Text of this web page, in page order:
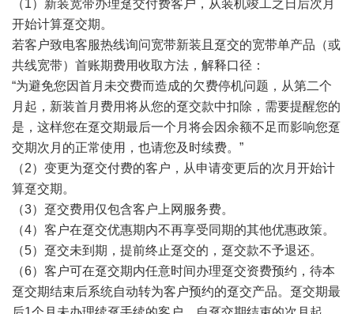
（1）新装宽带办理趸交付费客户，从装机竣工之日后次月
开始计算趸交期。
若客户致电客服热线询问宽带新装且趸交的宽带单产品（或
共线宽带）首账期费用收取方法，解释口径：
“为避免您因首月未交费而造成的欠费停机问题，从第二个
月起，新装首月费用将从您的趸交款中扣除，需要提醒您的
是，这样您在趸交期最后一个月将会因余额不足而影响您趸
交期次月的正常使用，也请您及时续费。”
（2）变更为趸交付费的客户，从申请变更后的次月开始计
算趸交期。
（3）趸交费用仅包含客户上网服务费。
（4）客户在趸交优惠期内不再享受同期的其他优惠政策。
（5）趸交未到期，提前终止趸交的，趸交款不予退还。
（6）客户可在趸交期内任意时间办理趸交资费预约，待本
趸交期结束后系统自动转为客户预约的趸交产品。趸交期最